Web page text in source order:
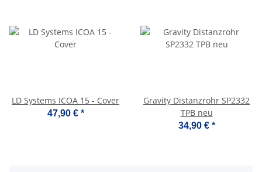
LD Systems ICOA 15 - Cover
47,90 € *
Gravity Distanzrohr SP2332
TPB neu
34,90 € *